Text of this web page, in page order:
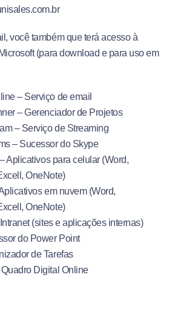
você também que terá acesso à
(para download e para uso em
– Serviço de email
– Gerenciador de Projetos
– Serviço de Streaming
– Sucessor do Skype
Aplicativos para celular (Word,
OneNote)
em nuvem (Word,
OneNote)
(sites e aplicações internas)
do Power Point
de Tarefas
Digital Online